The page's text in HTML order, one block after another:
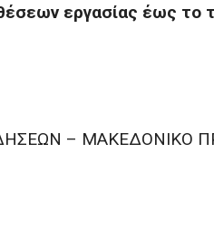
εργασίας έως το
– ΜΑΚΕΔΟΝΙΚΟ